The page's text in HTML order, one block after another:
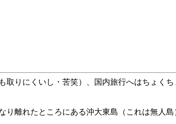
りにくいし・苦笑）、国内旅行へはちょく
り離れたところにある沖大東島（これは無人